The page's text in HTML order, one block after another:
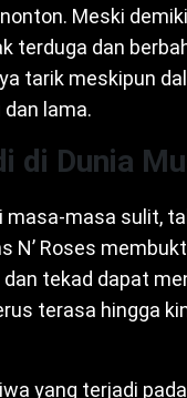
Meski
terduga dan
tarik meskipun
lama.
di Dunia
masa sulit,
N’ Roses
tekad dapat
terasa hingga
yang terjadi